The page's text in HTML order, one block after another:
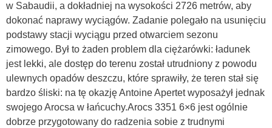
w Sabaudii, a dokładniej na wysokości 2726 metrów, aby
dokonać naprawy wyciągów. Zadanie polegało na usunięciu
podstawy stacji wyciągu przed otwarciem sezonu
zimowego. Był to żaden problem dla ciężarówki: ładunek
jest lekki, ale dostęp do terenu został utrudniony z powodu
ulewnych opadów deszczu, które sprawiły, że teren stał się
bardzo śliski: na tę okazję Antoine Apertet wyposażył jednak
swojego Arocsa w łańcuchy.Arocs 3351 6×6 jest ogólnie
dobrze przygotowany do radzenia sobie z trudnymi